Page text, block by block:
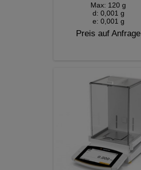
Max: 120 g
d: 0,001 g
e: 0,001 g
Preis auf Anfrage